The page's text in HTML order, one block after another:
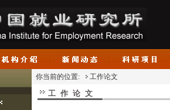
你当前的位置: 工作论文
工作论文